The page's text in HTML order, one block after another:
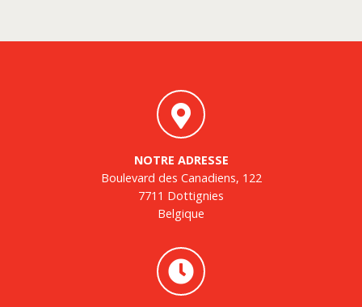
NOTRE ADRESSE
Boulevard des Canadiens, 122
7711 Dottignies
Belgique